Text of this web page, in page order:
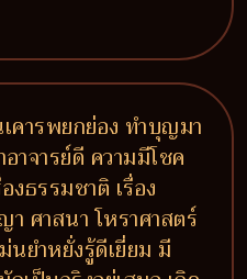
คารพยกย่อง ทำบุญมา
าจารย์ดี ความมีโชค
งธรรมชาติ เรื่อง
ศาสนา โหราศาสตร์
ยำหยั่งรู้ดีเยี่ยม มี